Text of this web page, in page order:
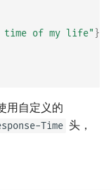
of my life" }
用自定义的
Time 头，